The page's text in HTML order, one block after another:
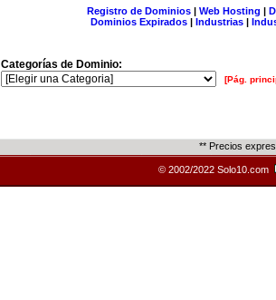
Registro de Dominios| Web Hosting |
Dominios Expirados | Industrias |
Categorías de Dominio:
[Pág.
** Precios
© 2002/2022 Solo10.com